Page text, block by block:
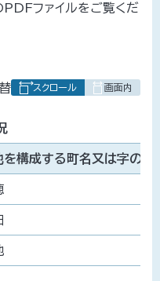
ファイルをご覧くだ
を構成する町名又は字の名